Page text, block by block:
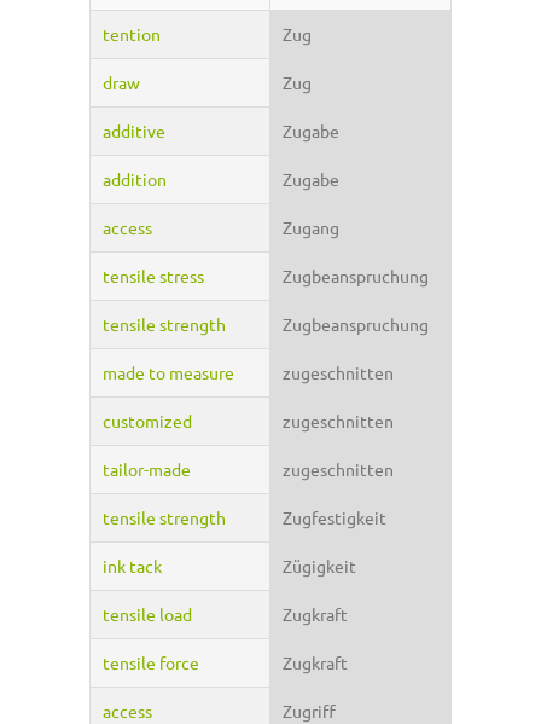
tention Zug
draw Zug
additive Zugabe
addition Zugabe
access Zugang
tensile stress Zugbeanspruchung
tensile strength Zugbeanspruchung
made to measure zugeschnitten
customized zugeschnitten
tailor-made zugeschnitten
tensile strength Zugfestigkeit
ink tack Zügigkeit
tensile load Zugkraft
tensile force Zugkraft
access Zugriff